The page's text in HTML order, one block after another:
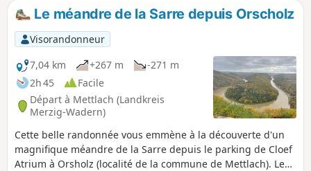
Le méandre de la Sarre depuis Orscholz
Visorandonneur
7,04 km
+267 m
-271 m
2h 45
Facile
Départ à Mettlach (Landkreis
Merzig-Wadern)
Cette belle randonnée vous emmène à la découverte d'un
magnifique méandre de la Sarre depuis le parking de Cloef
Atrium à Orsholz (localité de la commune de Mettlach). Le